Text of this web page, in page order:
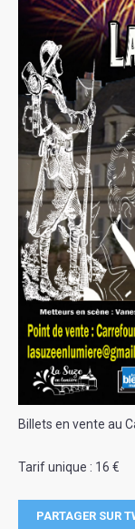
Billets en vente au
Tarif unique : 16 €
PARTAGER SUR